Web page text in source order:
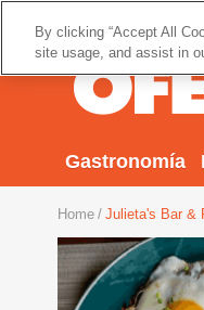
Gastronomía
Home Julieta's Bar &
By clicking “Accept All
site usage, and assist in